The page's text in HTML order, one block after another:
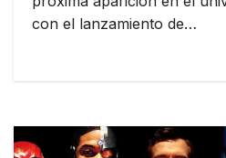
con el lanzamiento de…